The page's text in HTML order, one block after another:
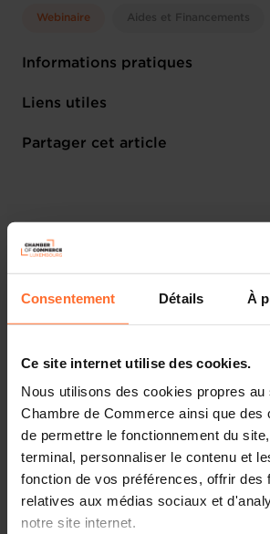
Consentement Détails À
Ce site internet utilise des cookies.
Nous utilisons des cookies propres au
Chambre de Commerce ainsi que des
de permettre le fonctionnement du
terminal, personnaliser le contenu et
fonction de vos préférences, offrir des
relatives aux médias sociaux et
notre site internet.
Webinaire Aides et Financements
Informations pratiques
Mercredi 15 Oct 2025
Online Workshop
Liens utiles
M'inscrire
Partager cet article
Découvrez les aides étatiques pour
d’entreprise !